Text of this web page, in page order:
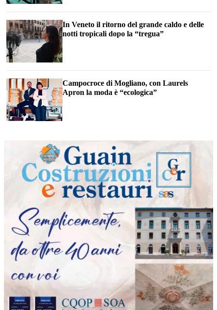
In Veneto il ritorno del grande caldo e delle
notti tropicali dopo la “tregua”
Campocroce di Mogliano, con Laurels
Apron la moda è “ecologica”